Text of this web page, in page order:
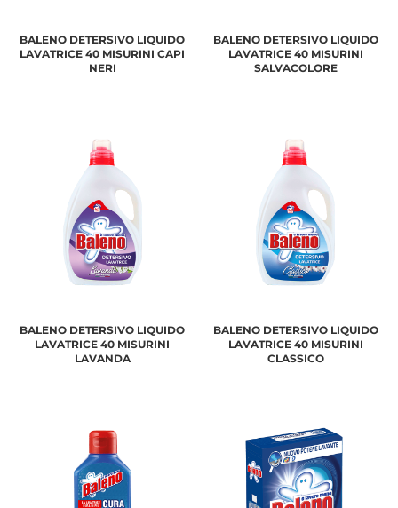
BALENO DETERSIVO LIQUIDO
LAVATRICE 40 MISURINI CAPI
NERI
BALENO DETERSIVO LIQUIDO
LAVATRICE 40 MISURINI
SALVACOLORE
BALENO DETERSIVO LIQUIDO
LAVATRICE 40 MISURINI
LAVANDA
BALENO DETERSIVO LIQUIDO
LAVATRICE 40 MISURINI
CLASSICO